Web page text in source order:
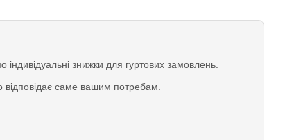
знижки для гуртових замовлень.
саме вашим потребам.